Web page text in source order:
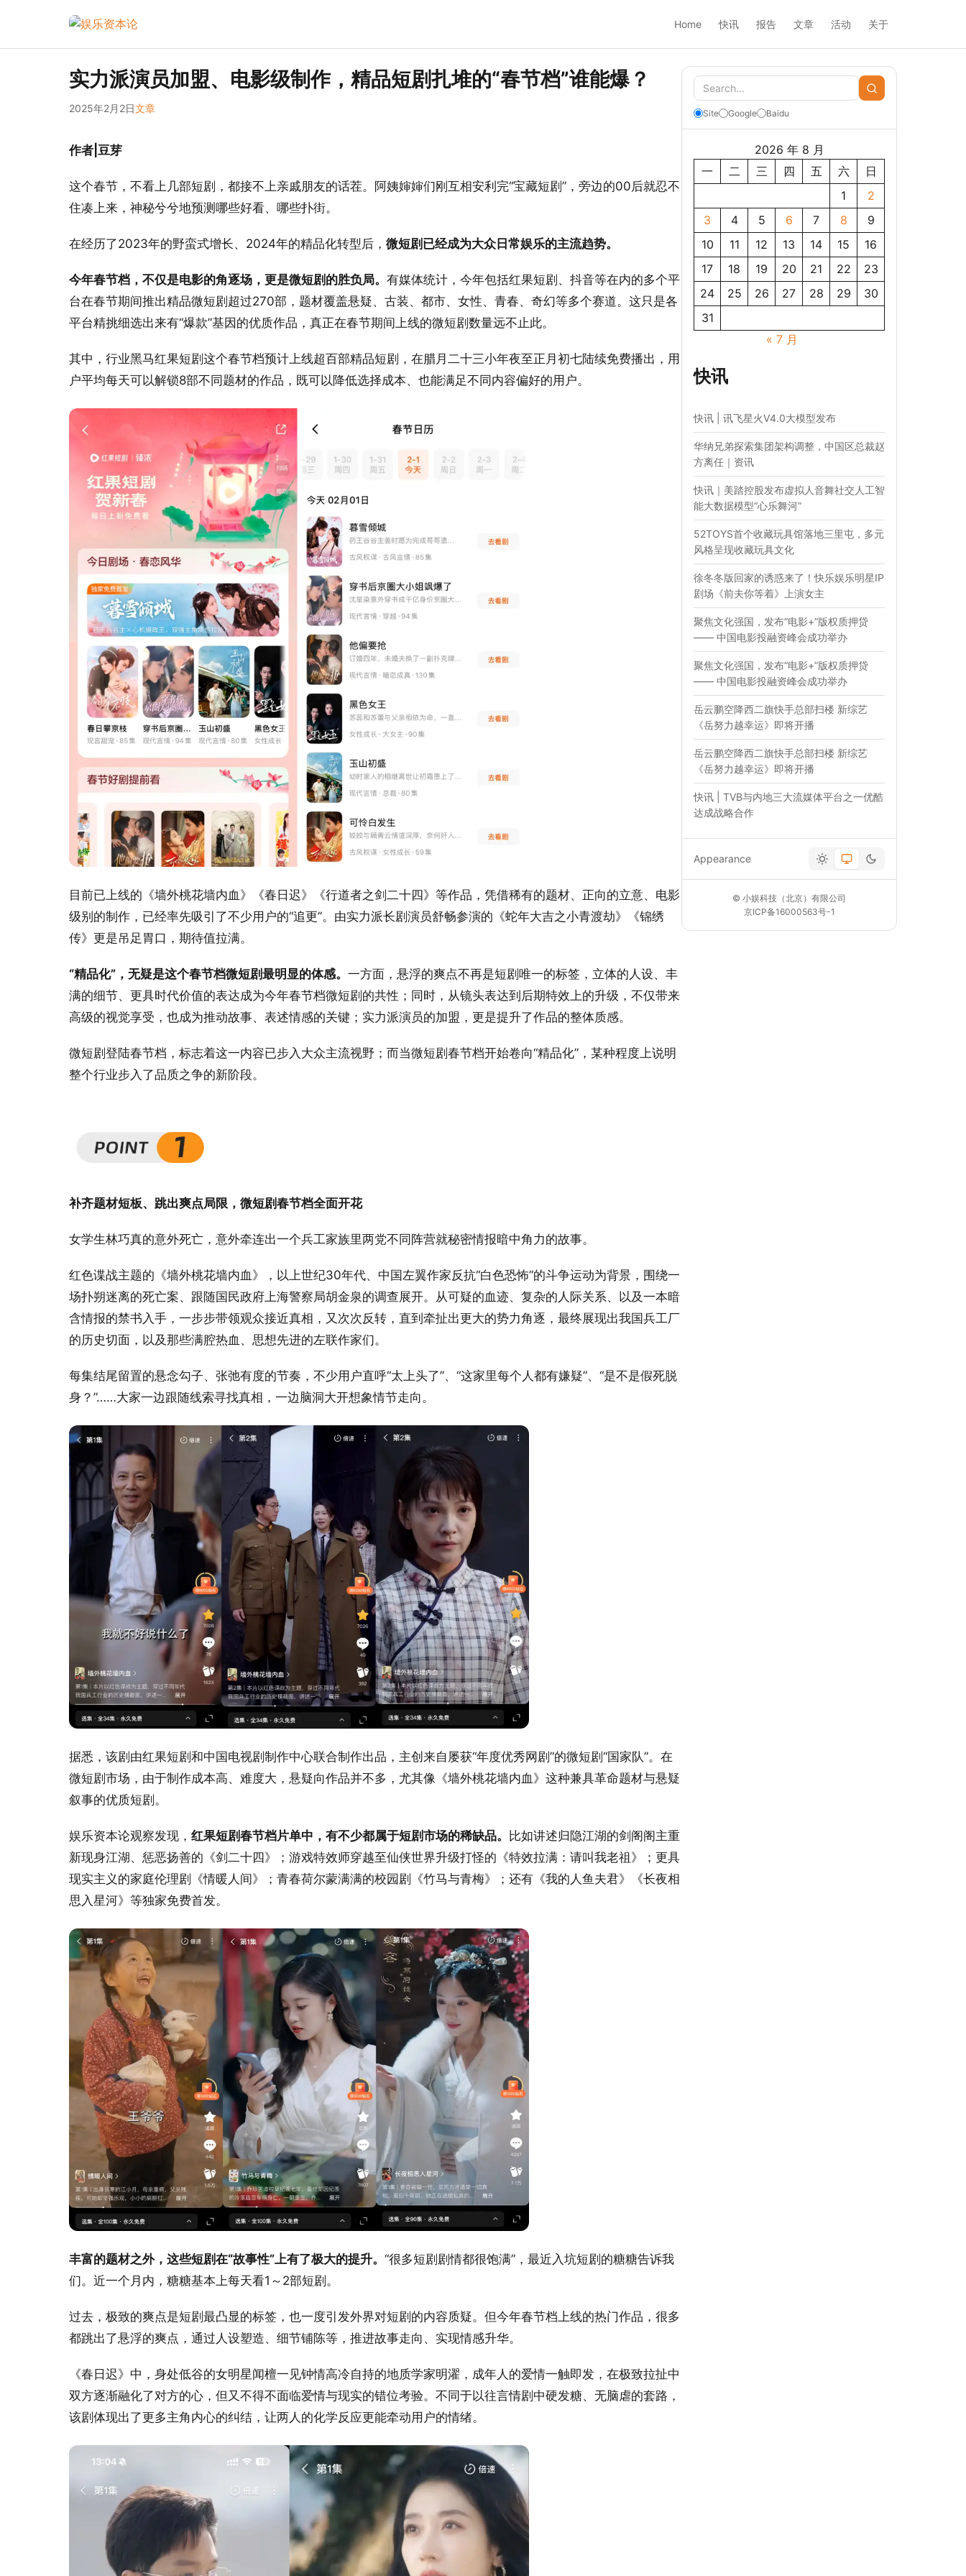
Home 快讯 报告 文章 活动 关于
实力派演员加盟、电影级制作，精品短剧扎堆的“春节档”谁能爆？
2025年2月2日文章
作者|豆芽
这个春节，不看上几部短剧，都接不上亲戚朋友的话茬。阿姨婶婶们刚互相安利完“宝藏短剧”，旁边的00后就忍不
住凑上来，神秘兮兮地预测哪些好看、哪些扑街。
在经历了2023年的野蛮式增长、2024年的精品化转型后， 微短剧已经成为大众日常娱乐的主流趋势。
今年春节档，不仅是电影的角逐场，更是微短剧的胜负局。 有媒体统计，今年包括红果短剧、抖音等在内的多个平
台在春节期间推出精品微短剧超过270部，题材覆盖悬疑、古装、都市、女性、青春、奇幻等多个赛道。这只是各
平台精挑细选出来有“爆款”基因的优质作品，真正在春节期间上线的微短剧数量远不止此。
其中，行业黑马红果短剧这个春节档预计上线超百部精品短剧，在腊月二十三小年夜至正月初七陆续免费播出，用
户平均每天可以解锁8部不同题材的作品，既可以降低选择成本、也能满足不同内容偏好的用户。
目前已上线的《墙外桃花墙内血》《春日迟》《行道者之剑二十四》等作品，凭借稀有的题材、正向的立意、电影
级别的制作，已经率先吸引了不少用户的“追更”。由实力派长剧演员舒畅参演的《蛇年大吉之小青渡劫》《锦绣
传》更是吊足胃口，期待值拉满。
“精品化”，无疑是这个春节档微短剧最明显的体感。 一方面，悬浮的爽点不再是短剧唯一的标签，立体的人设、丰
满的细节、更具时代价值的表达成为今年春节档微短剧的共性；同时，从镜头表达到后期特效上的升级，不仅带来
高级的视觉享受，也成为推动故事、表述情感的关键；实力派演员的加盟，更是提升了作品的整体质感。
微短剧登陆春节档，标志着这一内容已步入大众主流视野；而当微短剧春节档开始卷向“精品化”，某种程度上说明
整个行业步入了品质之争的新阶段。
补齐题材短板、跳出爽点局限，微短剧春节档全面开花
女学生林巧真的意外死亡，意外牵连出一个兵工家族里两党不同阵营就秘密情报暗中角力的故事。
红色谍战主题的《墙外桃花墙内血》，以上世纪30年代、中国左翼作家反抗“白色恐怖”的斗争运动为背景，围绕一
场扑朔迷离的死亡案、跟随国民政府上海警察局胡金泉的调查展开。从可疑的血迹、复杂的人际关系、以及一本暗
含情报的禁书入手，一步步带领观众接近真相，又次次反转，直到牵扯出更大的势力角逐，最终展现出我国兵工厂
的历史切面，以及那些满腔热血、思想先进的左联作家们。
每集结尾留置的悬念勾子、张弛有度的节奏，不少用户直呼“太上头了”、“这家里每个人都有嫌疑”、“是不是假死脱
身？”……大家一边跟随线索寻找真相，一边脑洞大开想象情节走向。
据悉，该剧由红果短剧和中国电视剧制作中心联合制作出品，主创来自屡获“年度优秀网剧”的微短剧“国家队”。在
微短剧市场，由于制作成本高、难度大，悬疑向作品并不多，尤其像《墙外桃花墙内血》这种兼具革命题材与悬疑
叙事的优质短剧。
娱乐资本论观察发现， 红果短剧春节档片单中，有不少都属于短剧市场的稀缺品。 比如讲述归隐江湖的剑阁阁主重
新现身江湖、惩恶扬善的《剑二十四》；游戏特效师穿越至仙侠世界升级打怪的《特效拉满：请叫我老祖》；更具
现实主义的家庭伦理剧《情暖人间》；青春荷尔蒙满满的校园剧《竹马与青梅》；还有《我的人鱼夫君》《长夜相
思入星河》等独家免费首发。
丰富的题材之外，这些短剧在“故事性”上有了极大的提升。 “很多短剧剧情都很饱满”，最近入坑短剧的糖糖告诉我
们。近一个月内，糖糖基本上每天看1～2部短剧。
过去，极致的爽点是短剧最凸显的标签，也一度引发外界对短剧的内容质疑。但今年春节档上线的热门作品，很多
都跳出了悬浮的爽点，通过人设塑造、细节铺陈等，推进故事走向、实现情感升华。
《春日迟》中，身处低谷的女明星闻檀一见钟情高冷自持的地质学家明濯，成年人的爱情一触即发，在极致拉扯中
双方逐渐融化了对方的心，但又不得不面临爱情与现实的错位考验。不同于以往言情剧中硬发糖、无脑虐的套路，
该剧体现出了更多主角内心的纠结，让两人的化学反应更能牵动用户的情绪。
Site Google Baidu
2026 年 8 月
一
二 三 四 五 六
日
1
2
3
4 5 6 7 8
9
10
11 12 13 14 15
16
17
18 19 20 21 22
23
24
25 26 27 28 29
30
31
« 7 月
快讯
快讯 | 讯飞星火V4.0大模型发布
华纳兄弟探索集团架构调整，中国区总裁赵
方离任｜资讯
快讯｜美踏控股发布虚拟人音舞社交人工智
能大数据模型“心乐舞河”
52TOYS首个收藏玩具馆落地三里屯，多元
风格呈现收藏玩具文化
徐冬冬版回家的诱惑来了！快乐娱乐明星IP
剧场《前夫你等着》上演女主
聚焦文化强国，发布“电影+”版权质押贷
—— 中国电影投融资峰会成功举办
聚焦文化强国，发布“电影+”版权质押贷
—— 中国电影投融资峰会成功举办
岳云鹏空降西二旗快手总部扫楼 新综艺
《岳努力越幸运》即将开播
岳云鹏空降西二旗快手总部扫楼 新综艺
《岳努力越幸运》即将开播
快讯 | TVB与内地三大流媒体平台之一优酷
达成战略合作
Appearance
© 小娱科技（北京）有限公司
京ICP备16000563号-1